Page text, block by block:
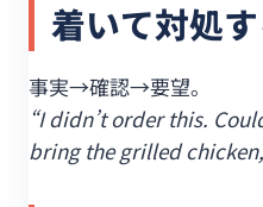
着いて対処
事実→確認→要望。
“I didn’t order this.
bring the grilled